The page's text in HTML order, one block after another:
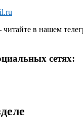
читайте в нашем
сетях: